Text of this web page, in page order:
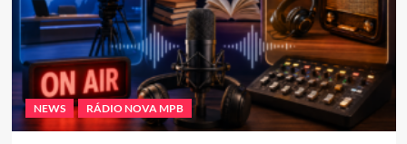
NEWS RÁDIO NOVA MPB